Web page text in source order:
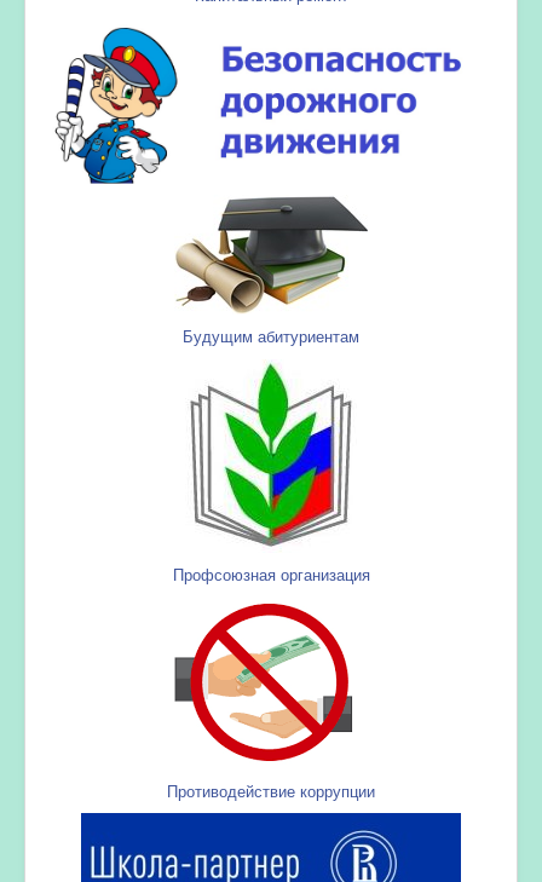
Будущим абитуриентам
Профсоюзная организация
Противодействие коррупции